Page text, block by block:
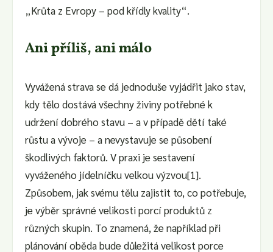
„Krůta z Evropy – pod křídly kvality“.
Ani příliš, ani málo
Vyvážená strava se dá jednoduše vyjádřit jako stav,
kdy tělo dostává všechny živiny potřebné k
udržení dobrého stavu – a v případě dětí také
růstu a vývoje – a nevystavuje se působení
škodlivých faktorů. V praxi je sestavení
vyváženého jídelníčku velkou výzvou[1].
Způsobem, jak svému tělu zajistit to, co potřebuje,
je výběr správné velikosti porcí produktů z
různých skupin. To znamená, že například při
plánování oběda bude důležitá velikost porce